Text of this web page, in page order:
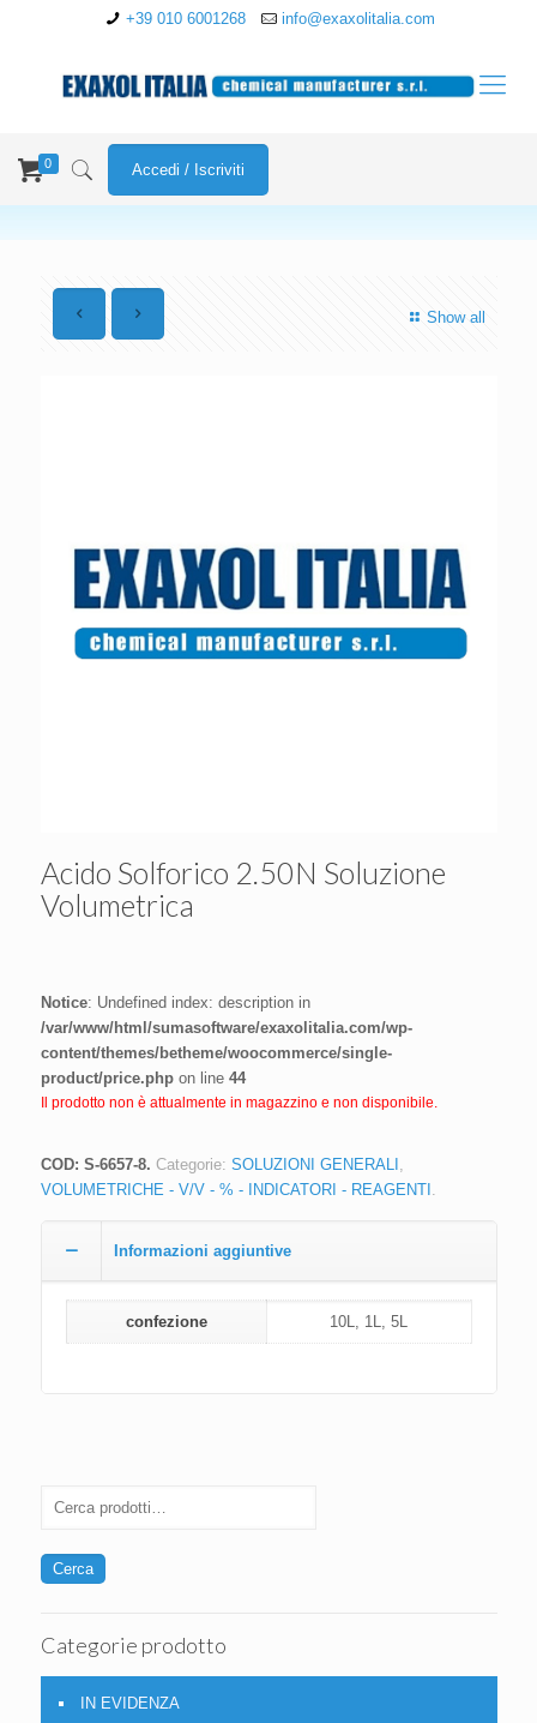
+39 010 6001268 info@exaxolitalia.com
0 Accedi / Iscriviti
Show all
Acido Solforico 2.50N Soluzione
Volumetrica
Notice: Undefined index: description in
/var/www/html/sumasoftware/exaxolitalia.com/wp-
content/themes/betheme/woocommerce/single-
product/price.phpon line 44
Il prodotto non è attualmente in magazzino e non disponibile.
COD: S-6657-8. Categorie: SOLUZIONI GENERALI ,
VOLUMETRICHE - V/V - % - INDICATORI - REAGENTI .
Informazioni aggiuntive
confezione 10L, 1L, 5L
Cerca
Categorie prodotto
IN EVIDENZA